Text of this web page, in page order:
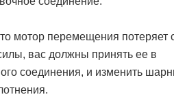
мотор перемещения потеряет
вас должны принять ее в
соединения, и изменить